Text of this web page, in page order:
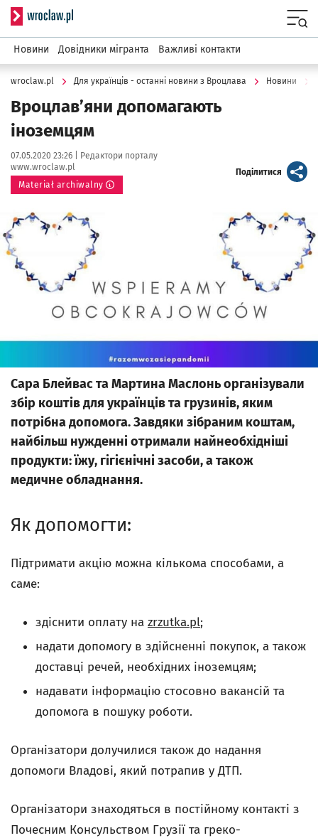
Serwis informacyjny wroclaw.pl
Новини Довідники мігранта Важливі контакти
wroclaw.pl Для українців - останні новини з Вроцлава Новини
Вроцлав’яни допомагають
іноземцям
Data publikacji:
07.05.2020 23:26 | Autor:
Редактори порталу
www.wroclaw.pl
Materiał archiwalny
Поділитися artykuł
Kliknij, aby powiększyć
Сара Блейвас та Мартина Маслонь організували
збір коштів для українців та грузинів, яким
потрібна допомога. Завдяки зібраним коштам,
найбільш нужденні отримали найнеобхідніші
продукти: їжу, гігієнічні засоби, а також
медичне обладнання.
Як допомогти:
Підтримати акцію можна кількома способами, а
саме:
здіснити оплату на zrzutka.pl;
надати допомогу в здійсненні покупок, а також
доставці речей, необхідних іноземцям;
надавати інформацію стосовно вакансій та
допомога в пошуку роботи.
Організатори долучилися також до надання
допомоги Владові, який потрапив у ДТП.
Організатори знаходяться в постійному контакті з
Почесним Консульством Грузії та греко-